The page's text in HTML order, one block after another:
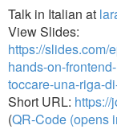
Talk in Italian at
View Slides:
https://slides.com/
hands-on-
toccare-una-riga-
Short URL: https://
(QR-Code (opens